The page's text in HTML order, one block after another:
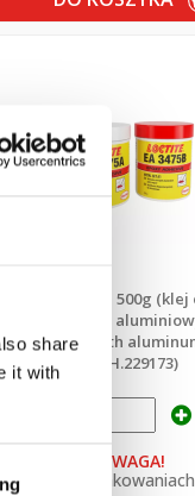
share
it with
EA 3475 - 500g
z wypełniaczem
adhesive with
(IDH.229173)
UWAGA!
w